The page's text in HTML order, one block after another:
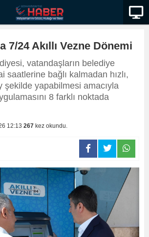
7/24 Akıllı Vezne Dönemi
vatandaşların belediye
saatlerine bağlı kalmadan hızlı,
şekilde yapabilmesi amacıyla
8 farklı noktada
12:13 267 kez okundu.